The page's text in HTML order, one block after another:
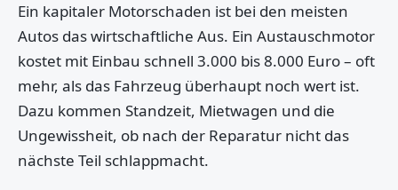
Ein kapitaler Motorschaden ist bei den meisten
Autos das wirtschaftliche Aus. Ein Austauschmotor
kostet mit Einbau schnell 3.000 bis 8.000 Euro – oft
mehr, als das Fahrzeug überhaupt noch wert ist.
Dazu kommen Standzeit, Mietwagen und die
Ungewissheit, ob nach der Reparatur nicht das
nächste Teil schlappmacht.